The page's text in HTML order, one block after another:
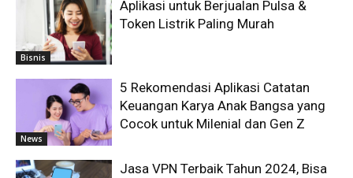
Bisnis
Aplikasi untuk Berjualan Pulsa &
Token Listrik Paling Murah
News
5 Rekomendasi Aplikasi Catatan
Keuangan Karya Anak Bangsa yang
Cocok untuk Milenial dan Gen Z
Jasa VPN Terbaik Tahun 2024, Bisa